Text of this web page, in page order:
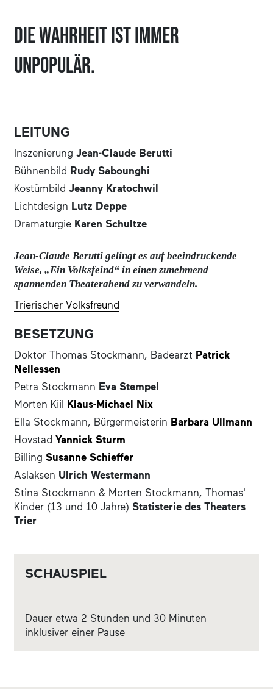
Die Wahrheit ist immer
unpopulär.
LEITUNG
Inszenierung Jean-Claude Berutti
Bühnenbild Rudy Sabounghi
Kostümbild Jeanny Kratochwil
Lichtdesign Lutz Deppe
Dramaturgie Karen Schultze
Jean-Claude Berutti gelingt es auf beeindruckende
Weise, „Ein Volksfeind“ in einen zunehmend
spannenden Theaterabend zu verwandeln.
Trierischer Volksfreund
BESETZUNG
Doktor Thomas Stockmann, Badearzt Patrick
Nellessen
Petra Stockmann Eva Stempel
Morten Kiil
Klaus-Michael Nix
Ella Stockmann, Bürgermeisterin Barbara Ullmann
Hovstad Yannick Sturm
Billing Susanne Schieffer
Aslaksen Ulrich Westermann
Stina Stockmann & Morten Stockmann, Thomas'
Kinder (13 und 10 Jahre) Statisterie des Theaters
Trier
SCHAUSPIEL
Dauer etwa 2 Stunden und 30 Minuten
inklusiver einer Pause